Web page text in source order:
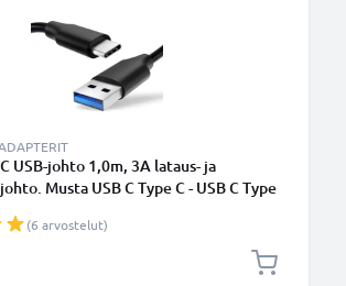
USB-johto 1,0m, 3A lataus- ja
Musta USB C Type C - USB C Type
(6 arvostelut)